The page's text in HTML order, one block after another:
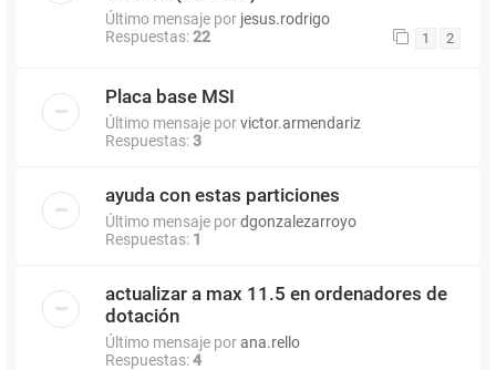
Último mensaje por jesus.rodrigo
Respuestas:22 1 2
Placa base MSI
Último mensaje porvictor.armendariz
Respuestas:3
ayuda con estas particiones
Último mensaje pordgonzalezarroyo
Respuestas: 1
actualizar a max 11.5 en ordenadores de
dotación
Último mensaje porana.rello
Respuestas:4